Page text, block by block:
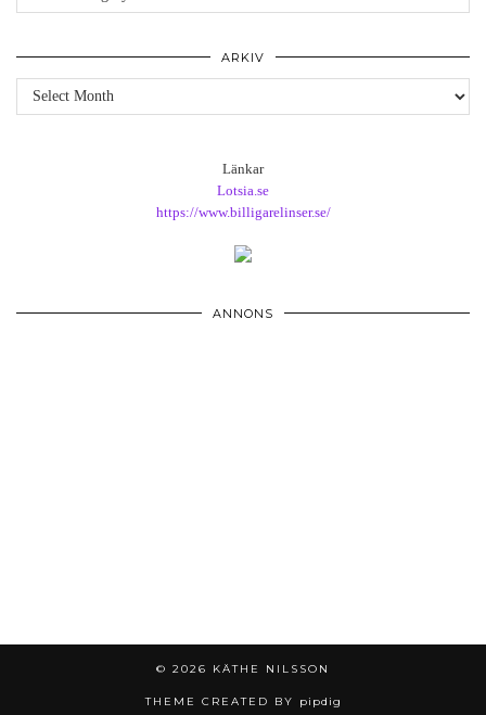
ARKIV
Arkiv
Länkar
Lotsia.se
https://www.billigarelinser.se/
ANNONS
© 2026 KÄTHE NILSSON
THEME CREATED BY pipdig